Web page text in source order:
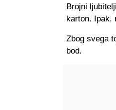
Brojni
karton. Ipak,
Zbog svega
bod.